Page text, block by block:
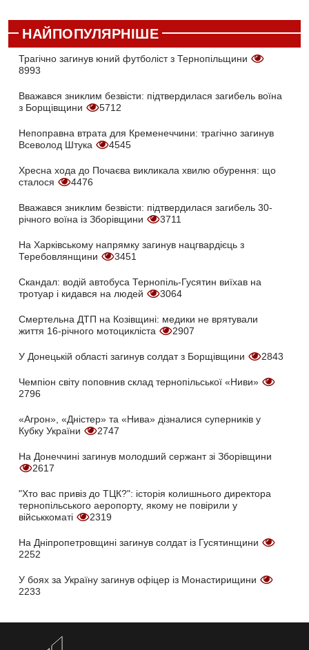
НАЙПОПУЛЯРНІШЕ
Трагічно загинув юний футболіст з Тернопільщини
8993
Вважався зниклим безвісти: підтвердилася загибель воїна
з Борщівщини
5712
Непоправна втрата для Кременеччини: трагічно загинув
Всеволод Штука
4545
Хресна хода до Почаєва викликала хвилю обурення: що
сталося
4476
Вважався зниклим безвісти: підтвердилася загибель 30-
річного воїна із Зборівщини
3711
На Харківському напрямку загинув нацгвардієць з
Теребовлянщини
3451
Скандал: водій автобуса Тернопіль-Гусятин виїхав на
тротуар і кидався на людей
3064
Смертельна ДТП на Козівщині: медики не врятували
життя 16-річного мотоцикліста
2907
У Донецькій області загинув солдат з Борщівщини 2843
Чемпіон світу поповнив склад тернопільської «Ниви»
2796
«Агрон», «Дністер» та «Нива» дізналися суперників у
Кубку України
2747
На Донеччині загинув молодший сержант зі Зборівщини
2617
"Хто вас привіз до ТЦК?": історія колишнього директора
тернопільського аеропорту, якому не повірили у
військкоматі
2319
На Дніпропетровщині загинув солдат із Гусятинщини
2252
У боях за Україну загинув офіцер із Монастирищини
2233